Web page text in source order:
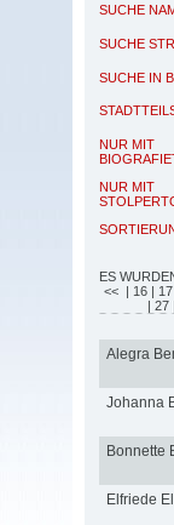
SUCHE
SUCHE
SUCHE IN
NUR MIT
NUR MIT
ES
<< | 16 | 17
| 27
Alegra
Johanna
Bonnette
Elfriede